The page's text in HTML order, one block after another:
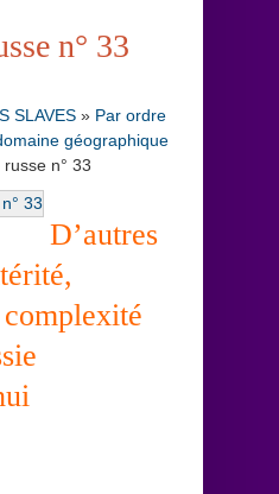
n° 33
SLAVES » Par ordre
géographique
n° 33
D’autres